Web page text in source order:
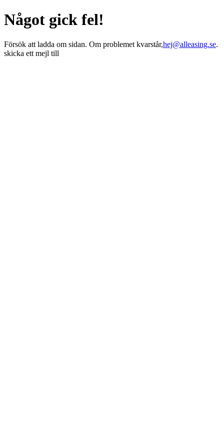
Något gick fel!
Försök att ladda om sidan. Om problemet kvarstår,hej@alleasing.se.
skicka ett mejl till